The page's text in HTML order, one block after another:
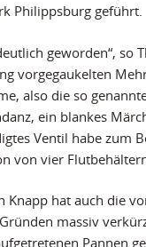
Philippsburg geführt.
geworden“, so
vorgegaukelten
also die so
ein blankes
Ventil habe zum
von vier
Knapp hat auch die
massiv
Pannen